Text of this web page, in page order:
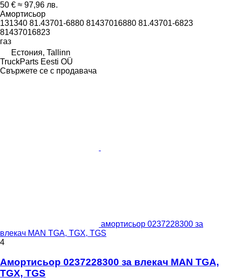
50 € ≈ 97,96 лв.
Амортисьор
131340 81.43701-6880 81437016880 81.43701-6823
81437016823
газ
Естония, Tallinn
TruckParts Eesti OÜ
Свържете се с продавача
амортисьор 0237228300 за
влекач MAN TGA, TGX, TGS
4
Амортисьор 0237228300 за влекач MAN TGA,
TGX, TGS